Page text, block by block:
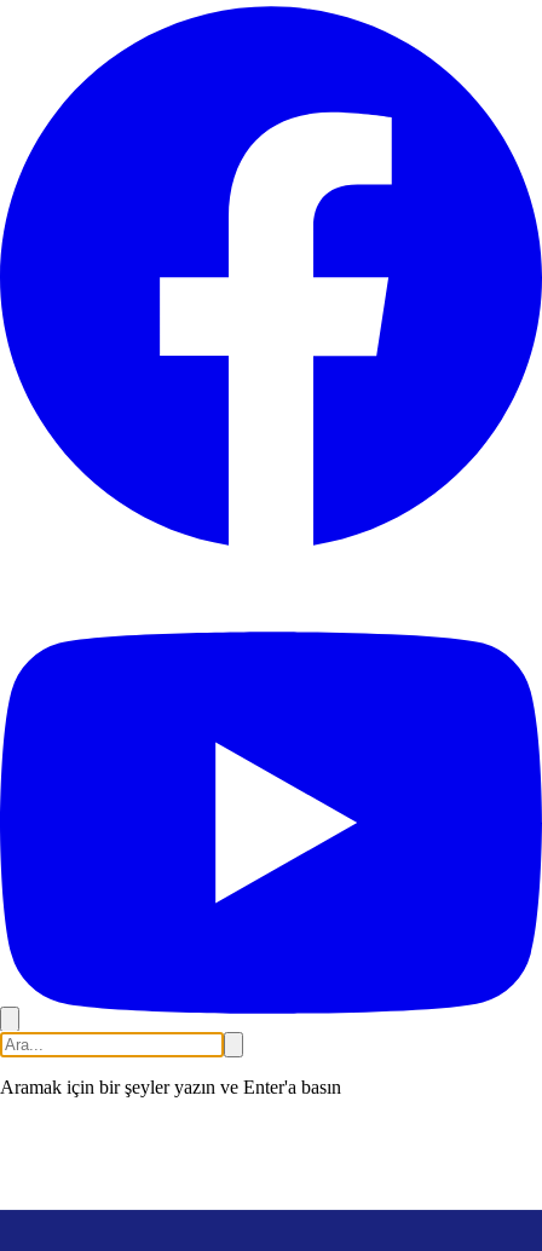
Aramak için bir şeyler yazın ve Enter'a basın